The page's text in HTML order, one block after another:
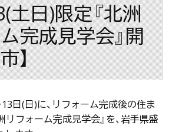
土日)限定『北洲
完成見学会』開
】
日(日)に、リフォーム完成後の住ま
リフォーム完成見学会』を、岩手県盛